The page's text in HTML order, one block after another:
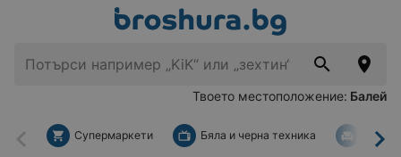
Твоето местоположение: Балей
Назад
Супермаркети Бяла и черна техника За